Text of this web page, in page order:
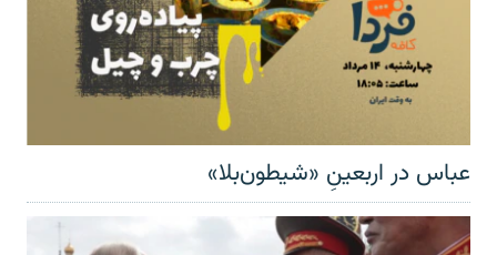
عباس در اربعینِ «شیطون‌بلا»